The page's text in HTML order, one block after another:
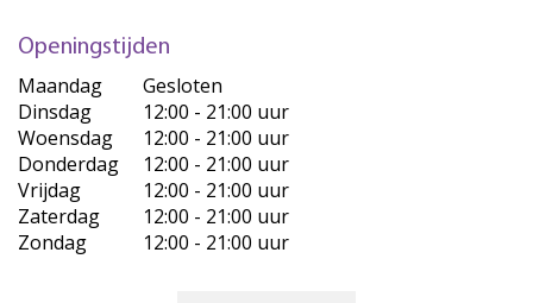
Openingstijden
Maandag
Gesloten
Dinsdag
12:00 - 21:00 uur
Woensdag
12:00 - 21:00 uur
Donderdag
12:00 - 21:00 uur
Vrijdag
12:00 - 21:00 uur
Zaterdag
12:00 - 21:00 uur
Zondag
12:00 - 21:00 uur